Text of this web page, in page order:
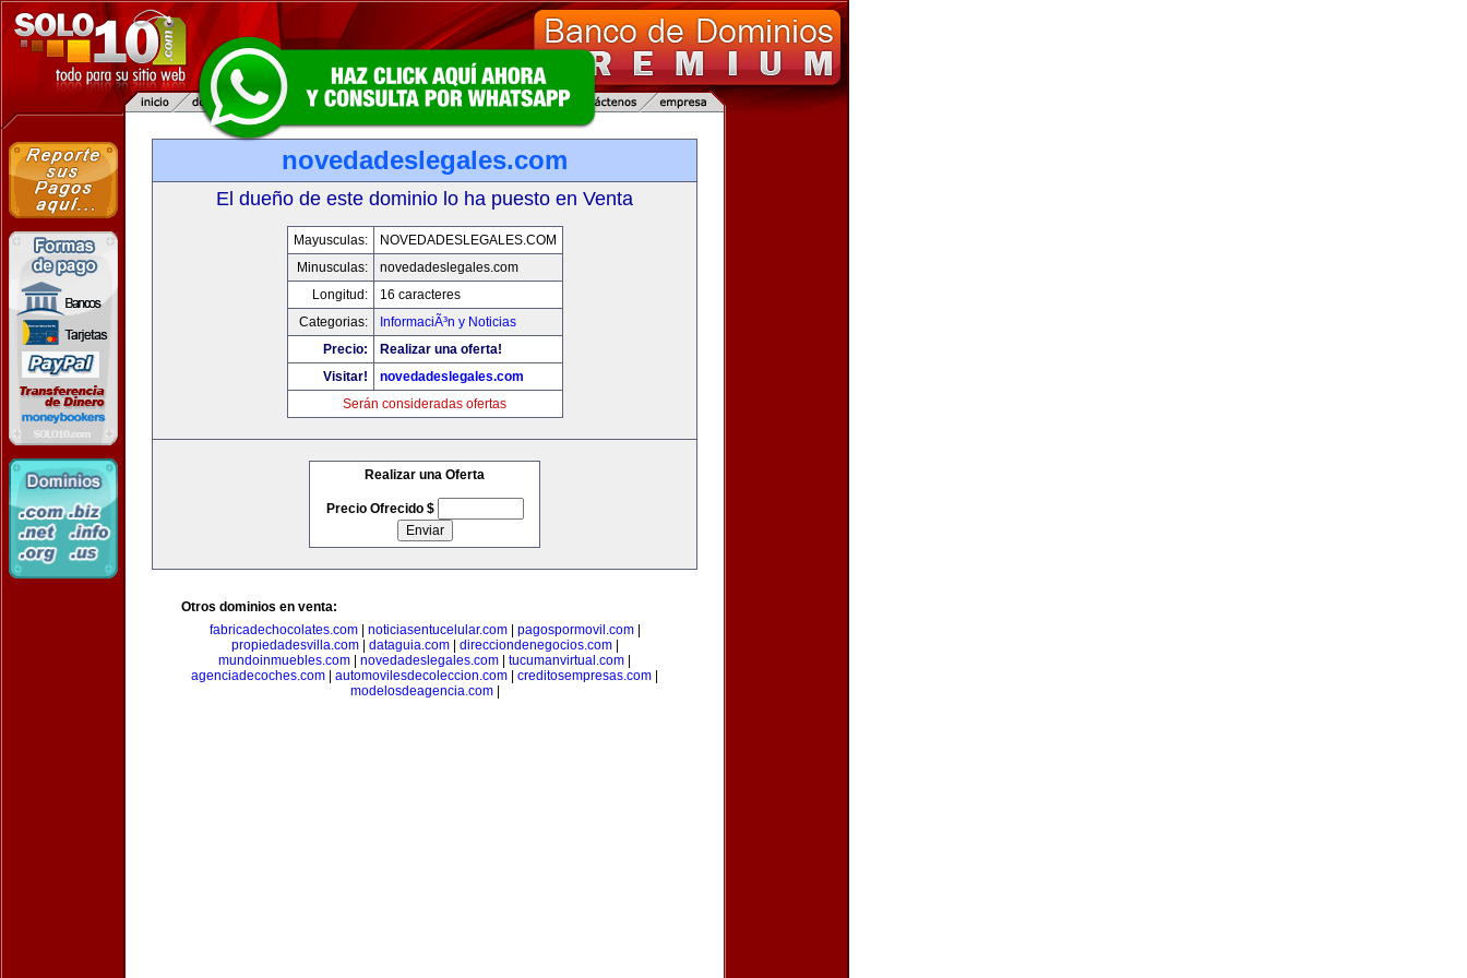
novedadeslegales.com
El dueño de este dominio lo ha puesto en Venta
Mayusculas:
NOVEDADESLEGALES.COM
Minusculas:
novedadeslegales.com
Longitud:
16 caracteres
Categorias:
InformaciÃ³n y Noticias
Precio:
Realizar una oferta!
Visitar!
novedadeslegales.com
Serán consideradas ofertas
Realizar una Oferta
Precio Ofrecido $
Otros dominios en venta:
fabricadechocolates.com| noticiasentucelular.com| pagospormovil.com|
propiedadesvilla.com| dataguia.com| direcciondenegocios.com|
mundoinmuebles.com
novedadeslegales.com tucumanvirtual.com
agenciadecoches.com
automovilesdecoleccion.com creditosempresas.com
modelosdeagencia.com|